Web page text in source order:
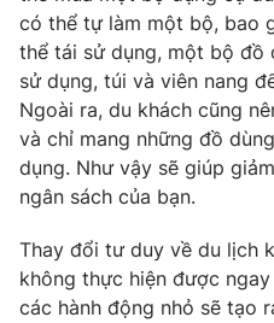
Ðiện thoại Thời báo VTV:
Email:toasoan@vtv.vn
Liên hệ quảng cáo:024-
có thể tự làm một bộ, bao
thể tái sử dụng, một bộ đồ
sử dụng, túi và viên nang
Ngoài ra, du khách cũng
và chỉ mang những đồ
dụng. Như vậy sẽ giúp
ngân sách của bạn.
Thay đổi tư duy về du lịch
không thực hiện được
các hành động nhỏ sẽ tạo